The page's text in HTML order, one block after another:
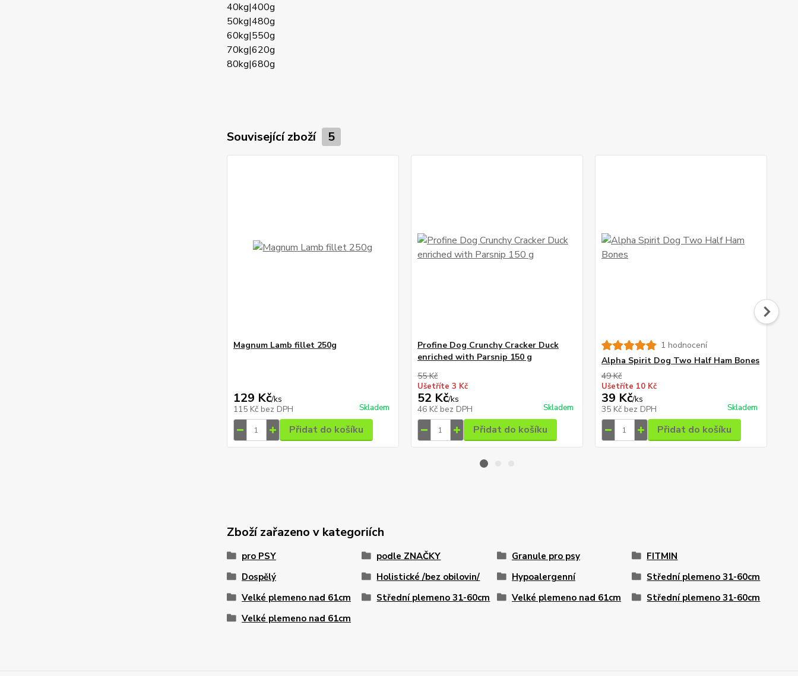
40kg|400g
50kg|480g
60kg|550g
70kg|620g
80kg|680g
Související zboží 5
Magnum Lamb fillet 250g
129 Kč/ks
115 Kč bez DPH Skladem
Přidat do košíku
Profine Dog Crunchy Cracker Duck
enriched with Parsnip 150 g
55 Kč
Ušetříte 3 Kč
52 Kč/ks
46 Kč bez DPH Skladem
Přidat do košíku
1 hodnocení
Alpha Spirit Dog Two Half Ham Bones
49 Kč
Ušetříte 10 Kč
39 Kč/ks
35 Kč bez DPH Skladem
Přidat do košíku
Zboží zařazeno v kategoriích
pro PSY podle ZNAČKY Granule pro psy
FITMIN
Dospělý
Holistické /bez obilovin/ Hypoalergenní
Střední plemeno 31-60cm
Velké plemeno nad 61cm
Střední plemeno 31-60cm Velké plemeno nad 61cm
Střední plemeno 31-60cm
Velké plemeno nad 61cm